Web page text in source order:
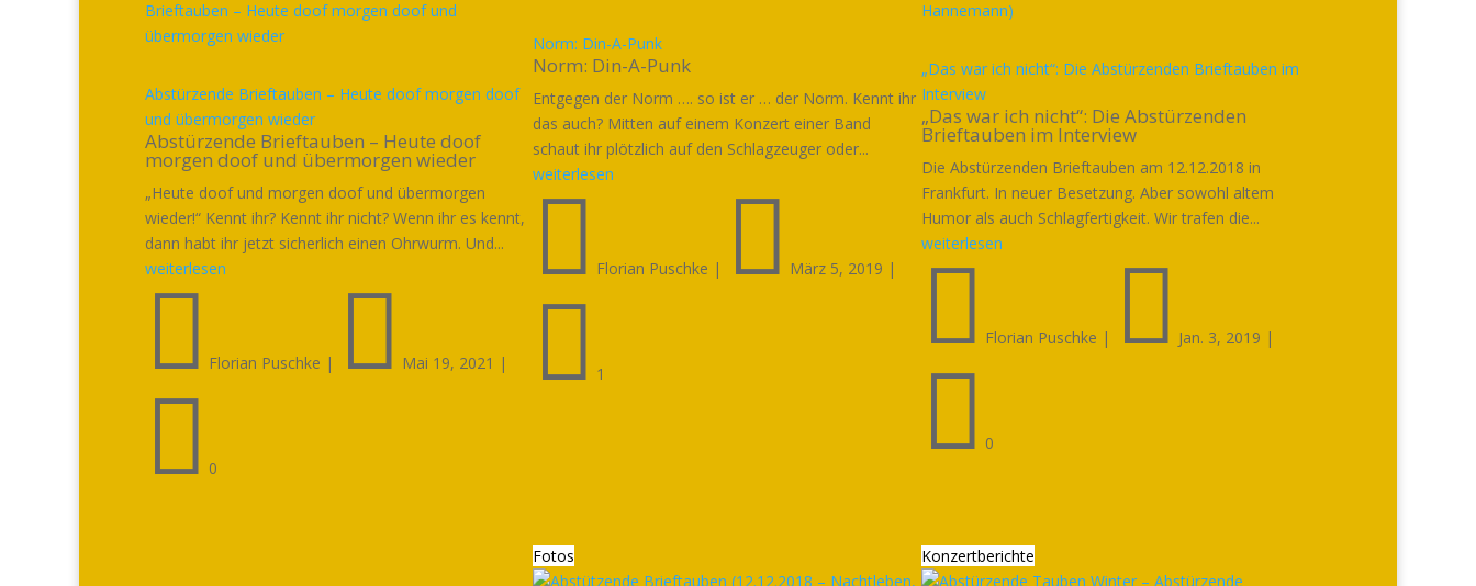
Abstürzende Brieftauben – Heute doof morgen doof
und übermorgen wieder
Abstürzende Brieftauben – Heute doof
morgen doof und übermorgen wieder
„Heute doof und morgen doof und übermorgen
wieder!“ Kennt ihr? Kennt ihr nicht? Wenn ihr es kennt,
dann habt ihr jetzt sicherlich einen Ohrwurm. Und...
weiterlesen
 Florian Puschke |  Mai 19, 2021 |
 0
Norm: Din-A-Punk
Norm: Din-A-Punk
Entgegen der Norm …. so ist er … der Norm. Kennt ihr
das auch? Mitten auf einem Konzert einer Band
schaut ihr plötzlich auf den Schlagzeuger oder...
weiterlesen
 Florian Puschke |  März 5, 2019 |
 1
„Das war ich nicht“: Die Abstürzenden Brieftauben im
Interview
„Das war ich nicht“: Die Abstürzenden
Brieftauben im Interview
Die Abstürzenden Brieftauben am 12.12.2018 in
Frankfurt. In neuer Besetzung. Aber sowohl altem
Humor als auch Schlagfertigkeit. Wir trafen die...
weiterlesen
 Florian Puschke |  Jan. 3, 2019 |
 0
Fotos Konzertberichte